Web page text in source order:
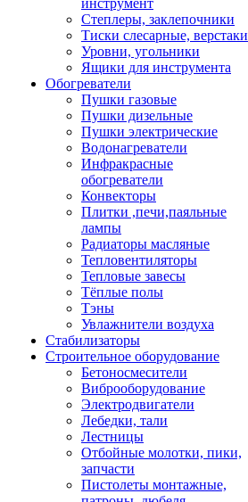
инструмент
Степлеры, заклепочники
Тиски слесарные, верстаки
Уровни, угольники
Ящики для инструмента
Обогреватели
Пушки газовые
Пушки дизельные
Пушки электрические
Водонагреватели
Инфракрасные
обогреватели
Конвекторы
Плитки ,печи,паяльные
лампы
Радиаторы масляные
Тепловентиляторы
Тепловые завесы
Тёплые полы
Тэны
Увлажнители воздуха
Стабилизаторы
Строительное оборудование
Бетоносмесители
Виброоборудование
Электродвигатели
Лебедки, тали
Лестницы
Отбойные молотки, пики,
запчасти
Пистолеты монтажные,